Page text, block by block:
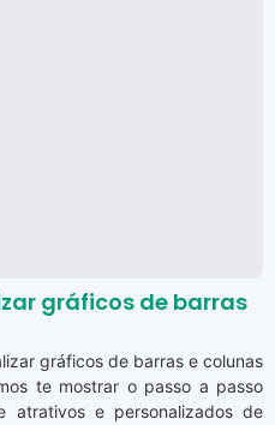
gráficos de barras
gráficos de barras e colunas
te mostrar o passo a passo
atrativos e personalizados de